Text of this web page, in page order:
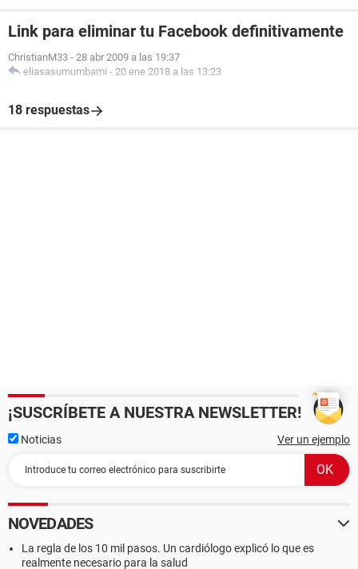
Link para eliminar tu Facebook definitivamente
ChristianM33 - 28 abr 2009 a las 19:37
eliasasumumbami - 20 ene 2018 a las 13:23
18 respuestas
¡SUSCRÍBETE A NUESTRA NEWSLETTER!
Noticias Ver un ejemplo
NOVEDADES
La regla de los 10 mil pasos. Un cardiólogo explicó lo que es
realmente necesario para la salud